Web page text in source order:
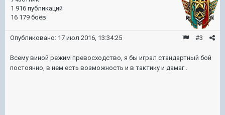
1 916 публикаций
16 179 боёв
#3
Опубликовано: 17 июл 2016, 13:34:25
Всему виной режим превосходство, я бы играл стандартный бой
постоянно, в нем есть возможность и в тактику и дамаг .